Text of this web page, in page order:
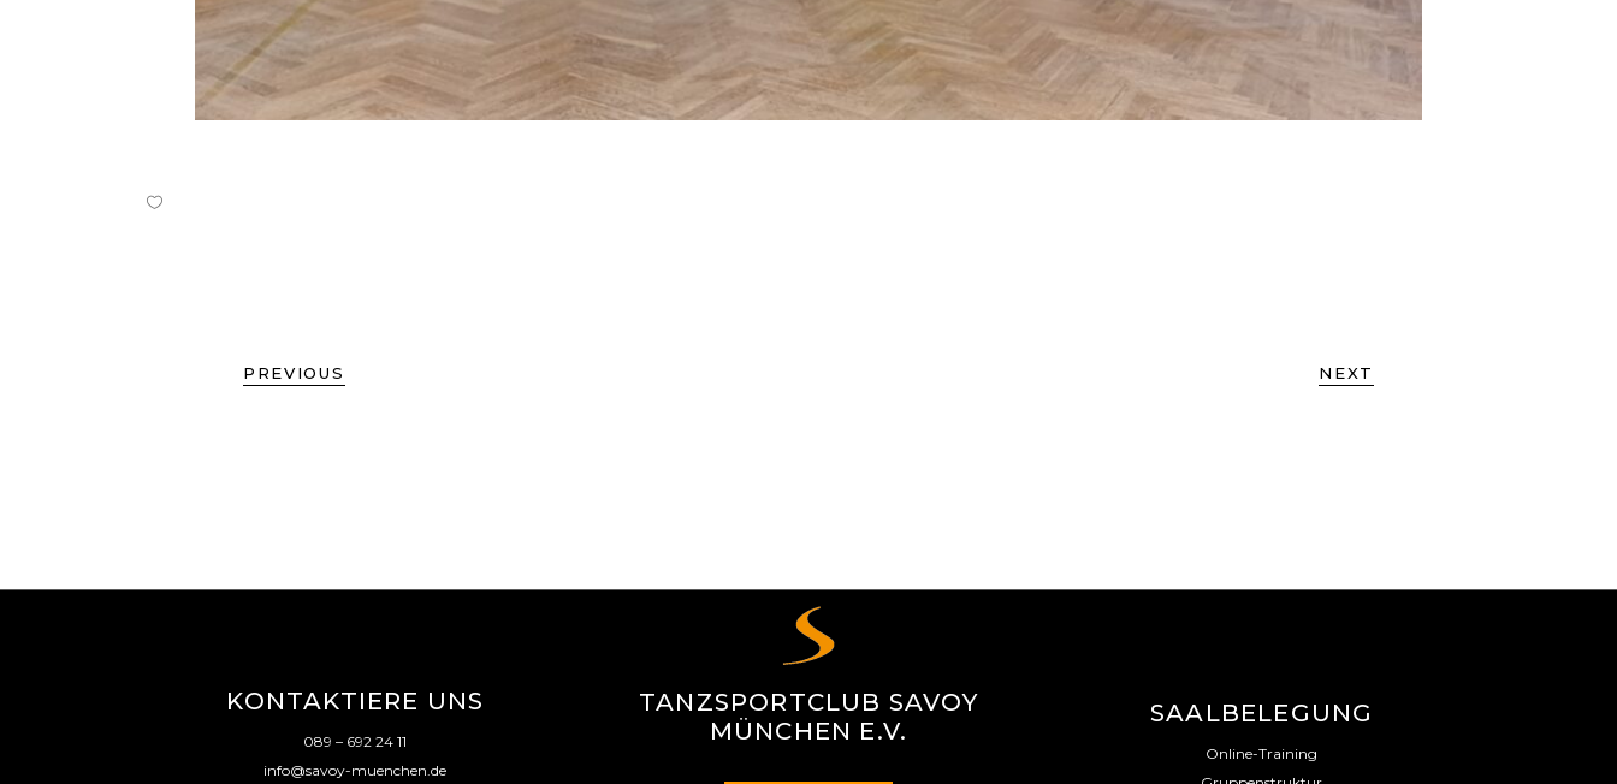
PREVIOUS NEXT
KONTAKTIERE UNS
089 – 692 24 11
info@savoy-muenchen.de
TANZSPORTCLUB SAVOY
MÜNCHEN E.V.
SAALBELEGUNG
Online-Training